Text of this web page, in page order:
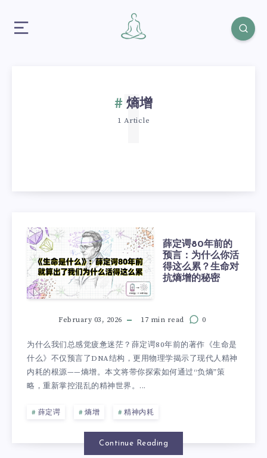
熵增
1 Article
1
薛定谔80年前的
预言：为什么你活
得这么累？生命对
抗熵增的秘密
February 03, 2026 17 min read 0
为什么我们总感觉疲惫迷茫？薛定谔80年前的著作《生命是
什么》不仅预言了DNA结构，更用物理学揭示了现代人精神
内耗的根源——熵增。本文将带你探索如何通过“负熵”策
略，重新掌控混乱的精神世界。...
薛定谔 熵增 精神内耗
Continue Reading